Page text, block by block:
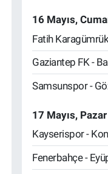
16 Mayıs,
Fatih
Gaziantep FK -
Samsunspor -
17 Mayıs, Pazar
Kayserispor -
Fenerbahçe -